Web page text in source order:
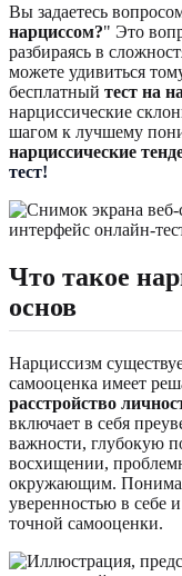
Вы задаетесь
нарциссом?" Это
разбираясь в
можете удивиться
бесплатный тест на
нарциссические
шагом к лучшему
нарциссические
тест!
Что такое
основ
Нарциссизм
самооценка имеет
расстройство
включает в себя
важности, глубокую
восхищении,
окружающим.
уверенностью в себе
точной самооценки.